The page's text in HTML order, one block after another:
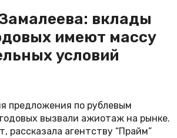
вклады
имеют массу
условий
предложения по рублевым
вызвали ажиотаж на рынке.
рассказала агентству “Прайм”